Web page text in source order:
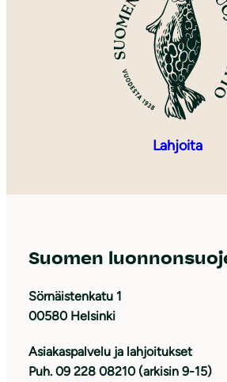
Lahjoita
Suomen
Sörnäistenkatu 1
00580 Helsinki
Asiakaspalvelu ja lahjoitukset
Puh. 09 228 08210 (arkisin 9-15)